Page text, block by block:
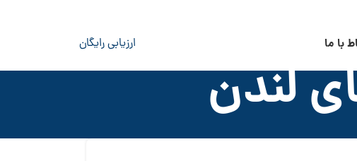
با ما ارزیابی رایگان
لندن